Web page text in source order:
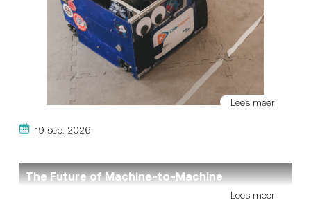
Lees meer
19 sep. 2026
The Future of Machine-to-Machine
CommunicationFrom Intelligent Chips toLees meer